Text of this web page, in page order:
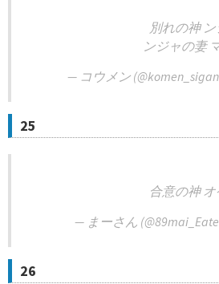
別れの神 ン
ンジャの妻
— コウメン
25
合意の神 オ
— まーさん
26